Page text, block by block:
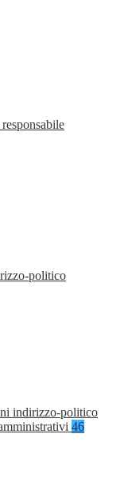
politico
indirizzo-politico
46